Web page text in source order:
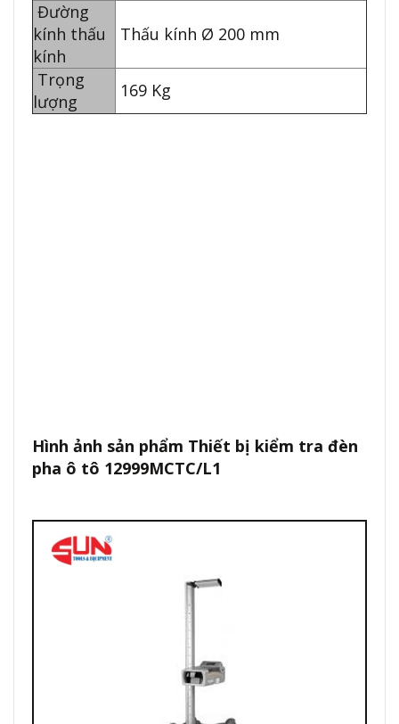
Đường
kính thấu
kính
Thấu kính Ø 200 mm
Trọng
lượng
169 Kg
Hình ảnh sản phẩm Thiết bị kiểm tra đèn
pha ô tô 12999MCTC/L1